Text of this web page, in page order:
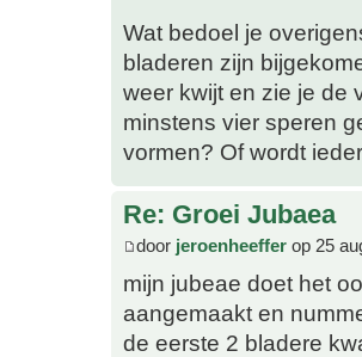
Wat bedoel je
bladeren zijn
weer kwijt en zie je de
minstens vier speren
vormen? Of wordt
Re: Groei Jubaea
door jeroenheeffer op 25
mijn jubeae doet het
aangemaakt en
de eerste 2 bladere